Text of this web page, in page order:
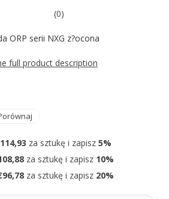
(0)
ORP serii NXG z?ocona
full product description
za sztukę i zapisz 5%
za sztukę i zapisz 10%
za sztukę i zapisz 20%